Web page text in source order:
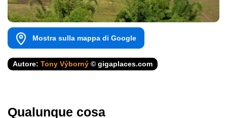
Mostra sulla mappa di Google
Autore: Tony Výborný © gigaplaces.com
Qualunque cosa